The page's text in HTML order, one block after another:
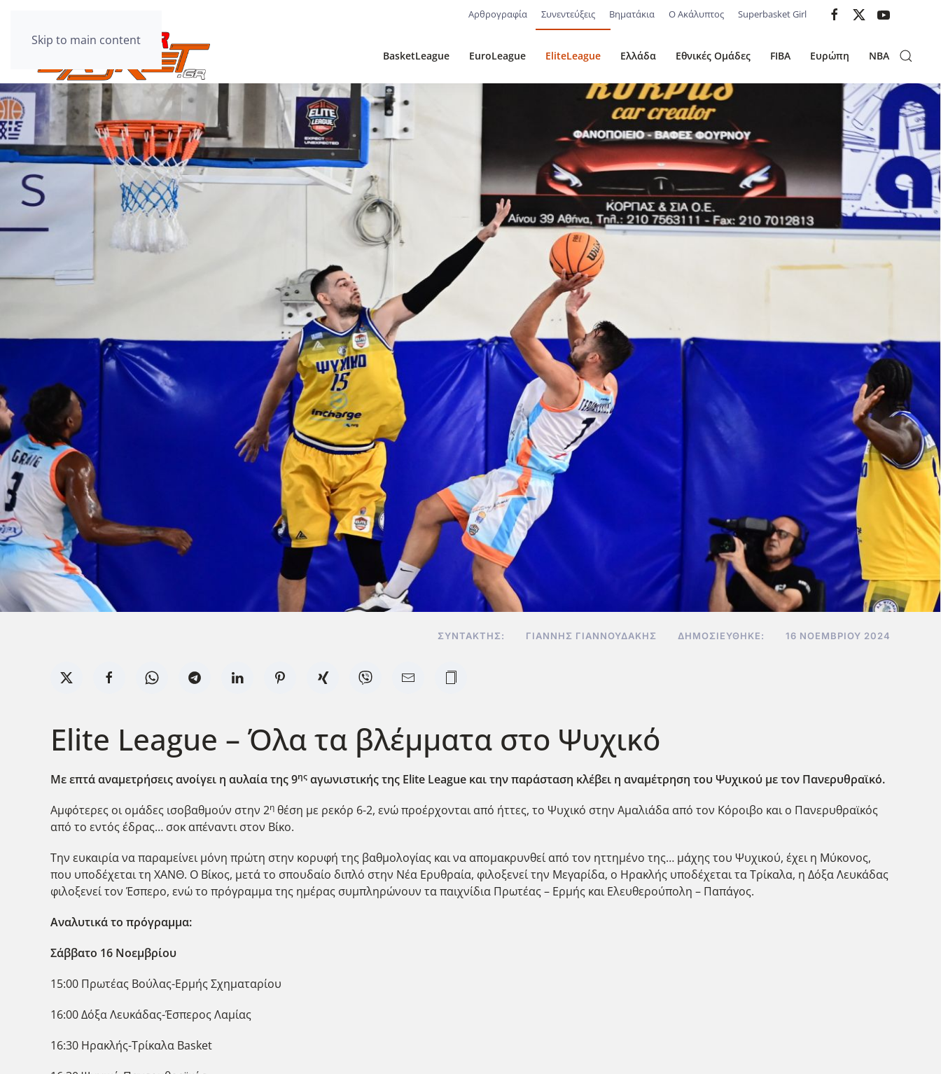
Skip to main content
Αρθρογραφία Συνεντεύξεις Βηματάκια Ο Ακάλυπτος Superbasket Girl
BasketLeague EuroLeague EliteLeague Ελλάδα Εθνικές Ομάδες FIBA Ευρώπη NBA
ΣΥΝΤΆΚΤΗΣ: ΓΙΆΝΝΗΣ ΓΙΑΝΝΟΥΔΆΚΗΣ ΔΗΜΟΣΙΕΎΘΗΚΕ: 16 ΝΟΕΜΒΡΊΟΥ 2024
Elite League – Όλα τα βλέμματα στο Ψυχικό
Με επτά αναμετρήσεις ανοίγει η αυλαία της 9ης αγωνιστικής της Elite League και την παράσταση κλέβει η αναμέτρηση του Ψυχικού με τον Πανερυθραϊκό.
Αμφότερες οι ομάδες ισοβαθμούν στην 2η θέση με ρεκόρ 6-2, ενώ προέρχονται από ήττες, το Ψυχικό στην Αμαλιάδα από τον Κόροιβο και ο Πανερυθραϊκός
από το εντός έδρας… σοκ απέναντι στον Βίκο.
Την ευκαιρία να παραμείνει μόνη πρώτη στην κορυφή της βαθμολογίας και να απομακρυνθεί από τον ηττημένο της… μάχης του Ψυχικού, έχει η Μύκονος,
που υποδέχεται τη ΧΑΝΘ. Ο Βίκος, μετά το σπουδαίο διπλό στην Νέα Ερυθραία, φιλοξενεί την Μεγαρίδα, ο Ηρακλής υποδέχεται τα Τρίκαλα, η Δόξα Λευκάδας
φιλοξενεί τον Έσπερο, ενώ το πρόγραμμα της ημέρας συμπληρώνουν τα παιχνίδια Πρωτέας – Ερμής και Ελευθερούπολη – Παπάγος.
Αναλυτικά το πρόγραμμα:
Σάββατο 16 Νοεμβρίου
15:00 Πρωτέας Βούλας-Ερμής Σχηματαρίου
16:00 Δόξα Λευκάδας-Έσπερος Λαμίας
16:30 Ηρακλής-Τρίκαλα Basket